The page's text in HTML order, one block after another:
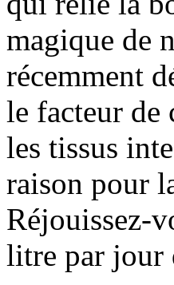
magique de
récemment
le facteur de
les tissus
raison pour
Réjouissez-
litre par jour